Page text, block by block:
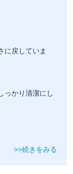
に戻していま
っかり清潔にし
>>続きをみる